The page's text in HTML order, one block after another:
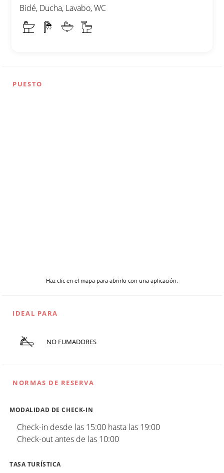
Bidé, Ducha, Lavabo, WC
PUESTO
Haz clic en el mapa para abrirlo con una aplicación.
IDEAL PARA
NO FUMADORES
NORMAS DE RESERVA
MODALIDAD DE CHECK-IN
Check-in desde las 15:00 hasta las 19:00
Check-out antes de las 10:00
TASA TURÍSTICA